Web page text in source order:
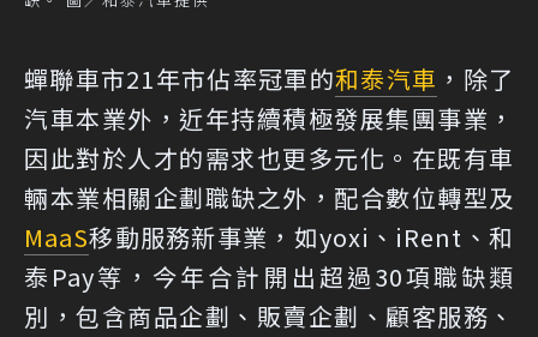
蟬聯車市21年市佔率冠軍的和泰汽車 ，除了
汽車本業外，近年持續積極發展集團事業，
因此對於人才的需求也更多元化。在既有車
輛本業相關企劃職缺之外，配合數位轉型及
MaaS移動服務新事業，如yoxi、iRent、和
泰Pay等，今年合計開出超過30項職缺類
別，包含商品企劃、販賣企劃、顧客服務、